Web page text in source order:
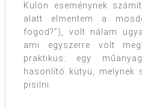
Külön eseménynek
alatt elmentem a
fogod?”), volt nálam
ami egyszerre volt
praktikus: egy
hasonlító kütyü, melynek
pisilni.